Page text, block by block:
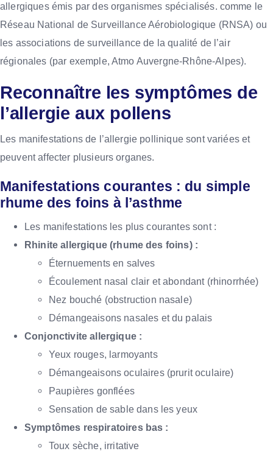
allergiques émis par des organismes spécialisés. comme le
Réseau National de Surveillance Aérobiologique (RNSA) ou
les associations de surveillance de la qualité de l’air
régionales (par exemple, Atmo Auvergne-Rhône-Alpes).
Reconnaître les symptômes de
l’allergie aux pollens
Les manifestations de l’allergie pollinique sont variées et
peuvent affecter plusieurs organes.
Manifestations courantes : du simple
rhume des foins à l’asthme
Les manifestations les plus courantes sont :
Rhinite allergique (rhume des foins) :
Éternuements en salves
Écoulement nasal clair et abondant (rhinorrhée)
Nez bouché (obstruction nasale)
Démangeaisons nasales et du palais
Conjonctivite allergique :
Yeux rouges, larmoyants
Démangeaisons oculaires (prurit oculaire)
Paupières gonflées
Sensation de sable dans les yeux
Symptômes respiratoires bas :
Toux sèche, irritative